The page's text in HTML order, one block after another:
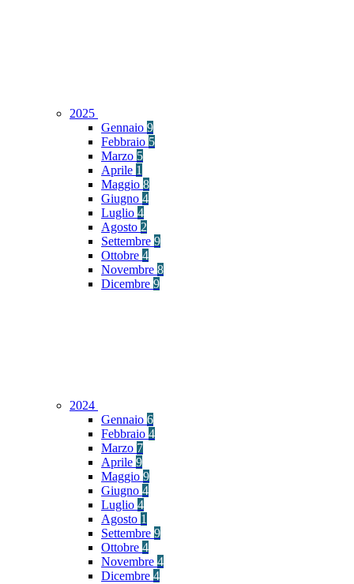
2025
Gennaio 9
Febbraio 5
Marzo 5
Aprile 1
Maggio 8
Giugno 4
Luglio 4
Agosto 2
Settembre 9
Ottobre 4
Novembre 8
Dicembre 9
2024
Gennaio 6
Febbraio 4
Marzo 7
Aprile 9
Maggio 9
Giugno 4
Luglio 4
Agosto 1
Settembre 9
Ottobre 4
Novembre 4
Dicembre 4